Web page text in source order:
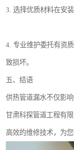
3. 选择优质材料在安
4. 专业维护委托有资
致损坏。
五、结语
供热管道漏水不仅影
甘肃科探管道工程有
高效的维修技术，为